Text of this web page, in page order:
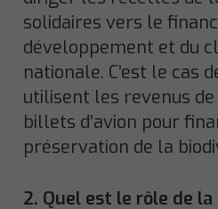
solidaires vers le
développement et du
nationale. C’est le cas
utilisent les revenus
billets d’avion pour
préservation de la
2. Quel est le rôle de